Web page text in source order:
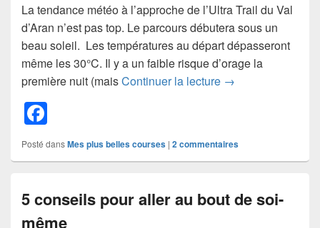
La tendance météo à l’approche de l’Ultra Trail du Val
d’Aran n’est pas top. Le parcours débutera sous un
beau soleil. Les températures au départ dépasseront
même les 30°C. Il y a un faible risque d’orage la
première nuit (maisContinuer la lecture Ultra trail du Val
→
a
c
b
Posté dansMes plus belles courses | 2 commentaires
5 conseils pour aller au bout de soi-
même